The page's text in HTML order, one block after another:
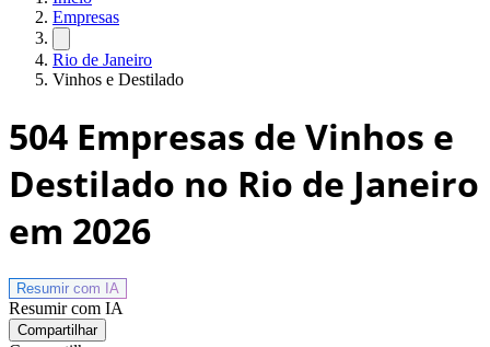
Empresas
Rio de Janeiro
Vinhos e Destilado
504 Empresas de Vinhos e
Destilado no Rio de Janeiro
em 2026
Resumir com IA
Resumir com IA
Compartilhar